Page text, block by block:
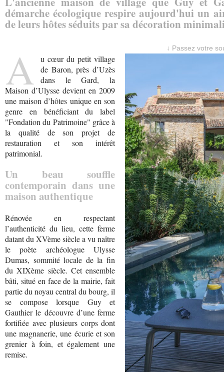
démarche écologique respire aujourd'hui un
de leurs hôtes séduits par sa décoration
↓ Passez votre
A
u cœur du petit village
de Baron, près d’Uzès
dans le Gard, la
Maison d’Ulysse devient en 2009
une maison d’hôtes unique en son
genre en bénéficiant du label
"Fondation du Patrimoine" grâce à
la qualité de son projet de
restauration et son intérêt
patrimonial.
Un beau souffle
contemporain dans une
maison authentique
Rénovée en respectant
l’authenticité du lieu, cette ferme
datant du XVème siècle a vu naître
le poète archéologue Ulysse
Dumas, sommité locale de la fin
du XIXème siècle. Cet ensemble
bâti, situé en face de la mairie, fait
partie du noyau central du bourg, il
se compose lorsque Guy et
Gauthier le découvre d’une ferme
fortifiée avec plusieurs corps dont
une magnanerie, une écurie et son
grenier à foin, et également une
remise.